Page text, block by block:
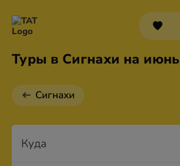
Туры в Сигнахи на июнь
Сигнахи
Куда